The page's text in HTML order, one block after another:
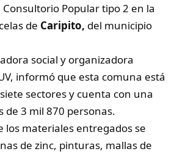
Popular tipo 2 en la
de Caripito, del municipio
social y organizadora
informó que esta comuna está
sectores y cuenta con una
de 3 mil 870 personas.
los materiales entregados se
de zinc, pinturas, mallas de